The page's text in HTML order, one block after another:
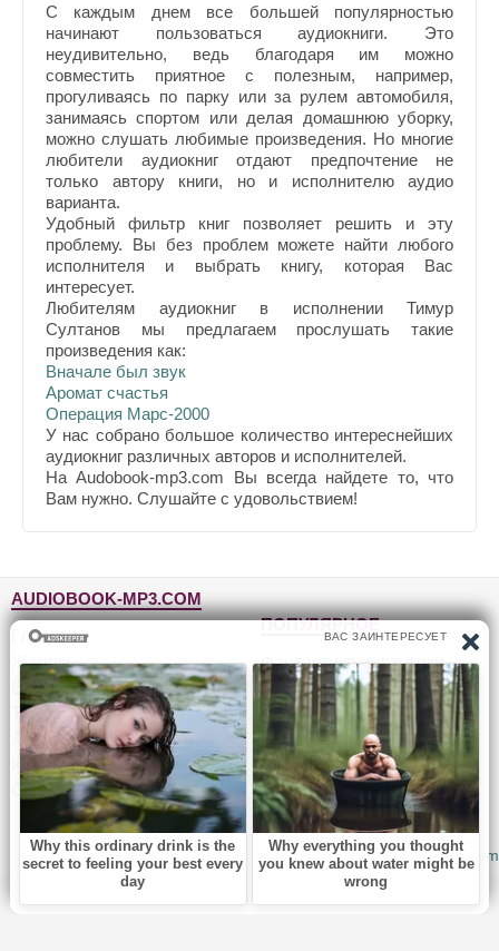
С каждым днем все большей популярностью
начинают пользоваться аудиокниги. Это
неудивительно, ведь благодаря им можно
совместить приятное с полезным, например,
прогуливаясь по парку или за рулем автомобиля,
занимаясь спортом или делая домашнюю уборку,
можно слушать любимые произведения. Но многие
любители аудиокниг отдают предпочтение не
только автору книги, но и исполнителю аудио
варианта.
Удобный фильтр книг позволяет решить и эту
проблему. Вы без проблем можете найти любого
исполнителя и выбрать книгу, которая Вас
интересует.
Любителям аудиокниг в исполнении Тимур
Султанов мы предлагаем прослушать такие
произведения как:
Вначале был звук
Аромат счастья
Операция Марс-2000
У нас собрано большое количество интереснейших
аудиокниг различных авторов и исполнителей.
На Audobook-mp3.com Вы всегда найдете то, что
Вам нужно. Слушайте с удовольствием!
AUDIOBOOK-MP3.COM
Главная
Жанры
Блог
Топ-100
Авторы
Исполнители
Обратная связь
ПОПУЛЯРНОЕ
Фантастика и фэнтези
Детективы, триллеры
Для детей
Роман, проза
Приключения
Юмор, сатира
© 2010-2026Audiobook-mp3.com